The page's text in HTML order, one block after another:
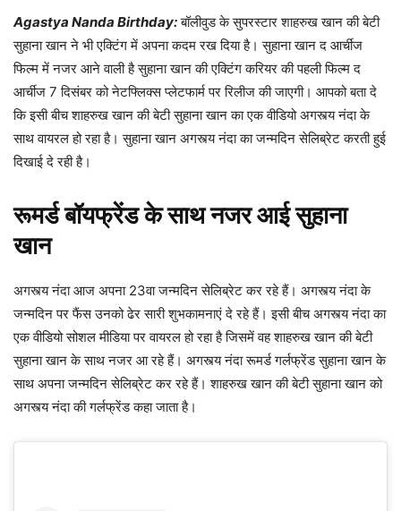
Agastya Nanda Birthday:बॉलीवुड के सुपरस्टार शाहरुख खान की बेटी
सुहाना खान ने भी एक्टिंग में अपना कदम रख दिया है। सुहाना खान द आर्चीज
फिल्म में नजर आने वाली है सुहाना खान की एक्टिंग करियर की पहली फिल्म द
आर्चीज 7 दिसंबर को नेटफ्लिक्स प्लेटफार्म पर रिलीज की जाएगी। आपको बता दे
कि इसी बीच शाहरुख खान की बेटी सुहाना खान का एक वीडियो अगस्त्य नंदा के
साथ वायरल हो रहा है। सुहाना खान अगस्त्य नंदा का जन्मदिन सेलिब्रेट करती हुई
दिखाई दे रही है।
रूमर्ड बॉयफ्रेंड के साथ नजर आई सुहाना
खान
अगस्त्य नंदा आज अपना 23वा जन्मदिन सेलिब्रेट कर रहे हैं। अगस्त्य नंदा के
जन्मदिन पर फैंस उनको ढेर सारी शुभकामनाएं दे रहे हैं। इसी बीच अगस्त्य नंदा का
एक वीडियो सोशल मीडिया पर वायरल हो रहा है जिसमें वह शाहरुख खान की बेटी
सुहाना खान के साथ नजर आ रहे हैं। अगस्त्य नंदा रूमर्ड गर्लफ्रेंड सुहाना खान के
साथ अपना जन्मदिन सेलिब्रेट कर रहे हैं। शाहरुख खान की बेटी सुहाना खान को
अगस्त्य नंदा की गर्लफ्रेंड कहा जाता है।